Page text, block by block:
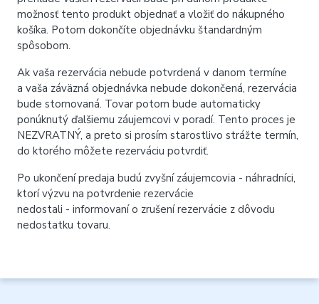
možnosť tento produkt objednať a vložiť do nákupného
košíka. Potom dokončíte objednávku štandardným
spôsobom.
Ak vaša rezervácia nebude potvrdená v danom termíne
a vaša záväzná objednávka nebude dokončená, rezervácia
bude stornovaná. Tovar potom bude automaticky
ponúknutý ďalšiemu záujemcovi v poradí. Tento proces je
NEZVRATNÝ, a preto si prosím starostlivo strážte termín,
do ktorého môžete rezerváciu potvrdiť.
Po ukončení predaja budú zvyšní záujemcovia - náhradníci,
ktorí výzvu na potvrdenie rezervácie
nedostali - informovaní o zrušení rezervácie z dôvodu
nedostatku tovaru.